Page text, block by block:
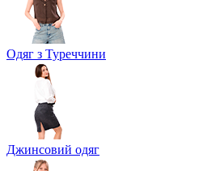
Одяг з Туреччини
Джинсовий одяг